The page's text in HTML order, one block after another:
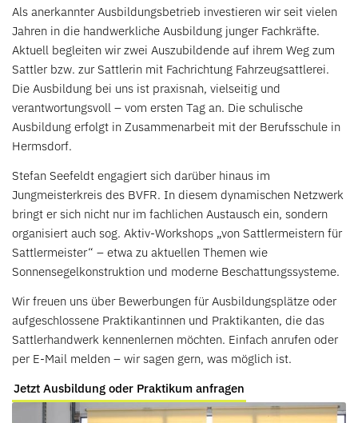
Als anerkannter Ausbildungsbetrieb investieren wir seit vielen
Jahren in die handwerkliche Ausbildung junger Fachkräfte.
Aktuell begleiten wir zwei Auszubildende auf ihrem Weg zum
Sattler bzw. zur Sattlerin mit Fachrichtung Fahrzeugsattlerei.
Die Ausbildung bei uns ist praxisnah, vielseitig und
verantwortungsvoll – vom ersten Tag an. Die schulische
Ausbildung erfolgt in Zusammenarbeit mit der Berufsschule in
Hermsdorf.
Stefan Seefeldt engagiert sich darüber hinaus im
Jungmeisterkreis des BVFR. In diesem dynamischen Netzwerk
bringt er sich nicht nur im fachlichen Austausch ein, sondern
organisiert auch sog. Aktiv-Workshops „von Sattlermeistern für
Sattlermeister“ – etwa zu aktuellen Themen wie
Sonnensegelkonstruktion und moderne Beschattungssysteme.
Wir freuen uns über Bewerbungen für Ausbildungsplätze oder
aufgeschlossene Praktikantinnen und Praktikanten, die das
Sattlerhandwerk kennenlernen möchten. Einfach anrufen oder
per E-Mail melden – wir sagen gern, was möglich ist.
Jetzt Ausbildung oder Praktikum anfragen